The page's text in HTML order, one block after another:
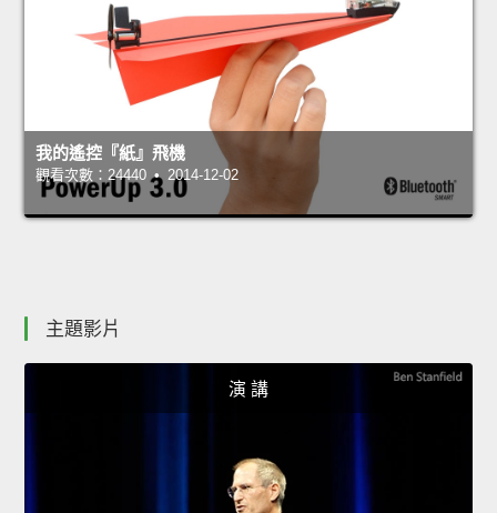
我的遙控『紙』飛機
觀看次數：24440 • 2014-12-02
主題影片
演 講